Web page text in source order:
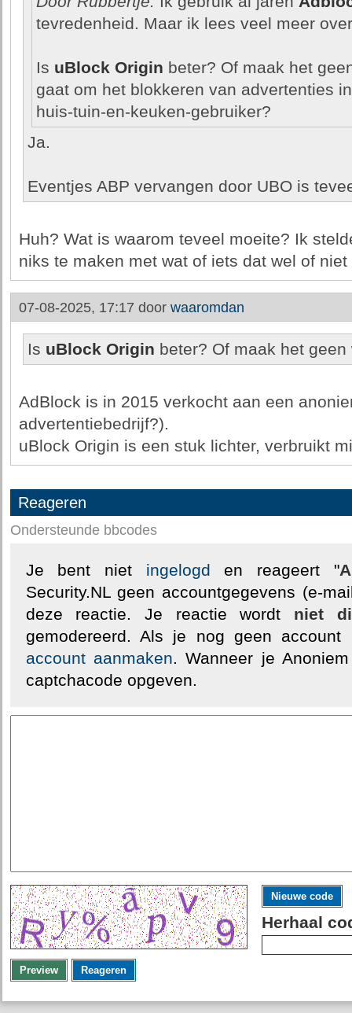
tevredenheid. Maar ik lees veel meer
Is uBlock Origin beter? Of maak het
gaat om het blokkeren van advertenties
huis-tuin-en-keuken-gebruiker?
Ja.
Eventjes ABP vervangen door UBO is
Huh? Wat is waarom teveel moeite? Ik
niks te maken met wat of iets dat wel of
07-08-2025, 17:17 door waaromdan
Is uBlock Origin beter? Of maak het
AdBlock is in 2015 verkocht aan een
advertentiebedrijf?).
uBlock Origin is een stuk lichter, verbruikt
Reageren
Ondersteunde bbcodes
Je bent niet ingelogd en reageert "
Security.NL geen accountgegevens (e-
deze reactie. Je reactie wordt niet
gemodereerd. Als je nog geen
account aanmaken. Wanneer je
captchacode opgeven.
Nieuwe code
Herhaal
Preview Reageren